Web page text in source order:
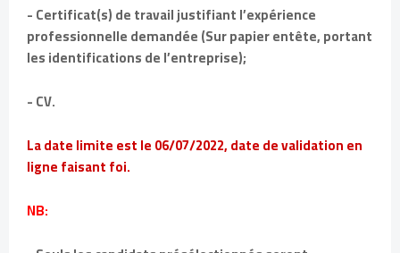
- Certificat(s) de travail justifiant l’expérience
professionnelle demandée (Sur papier entête, portant
les identifications de l’entreprise);
- CV.
La date limite est le 06/07/2022, date de validation en
ligne faisant foi.
NB: